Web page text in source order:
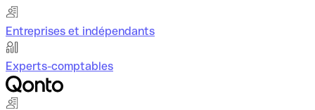
Entreprises et indépendants
Experts-comptables